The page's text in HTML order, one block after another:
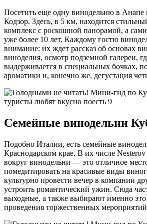
Посетить еще одну винодельню в Анапе
Кодзор. Здесь, в 5 км, находится
комплекс с роскошной панорамой, а сами
уже более 10 лет. Каждому гостю
внимание: их ждет рассказ об основах
виноделия, осмотр подземной галереи,
выдерживается в специальных бочках,
ароматики и, конечно же, дегустация
Семейные винодельни
Подобно Италии, есть семейные
Краснодарском крае. В их числе
вокруг винодельни — это отличное
помедитировать на красивые виды
культурно провести вечер в компании
устроить романтический ужин. Сюда
выходные, а также выбирают именно это
проведения торжественных